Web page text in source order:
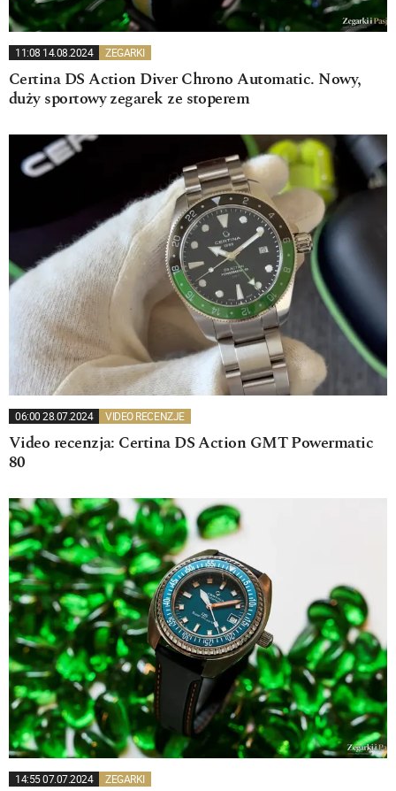
11:08 14.08.2024 ZEGARKI
Certina DS Action Diver Chrono Automatic. Nowy,
duży sportowy zegarek ze stoperem
06:00 28.07.2024 VIDEO RECENZJE
Video recenzja: Certina DS Action GMT Powermatic
80
14:55 07.07.2024 ZEGARKI